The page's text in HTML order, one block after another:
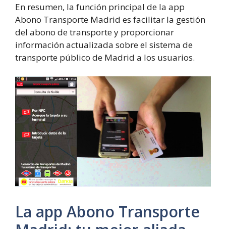
En resumen, la función principal de la app
Abono Transporte Madrid es facilitar la gestión
del abono de transporte y proporcionar
información actualizada sobre el sistema de
transporte público de Madrid a los usuarios.
La app Abono Transporte